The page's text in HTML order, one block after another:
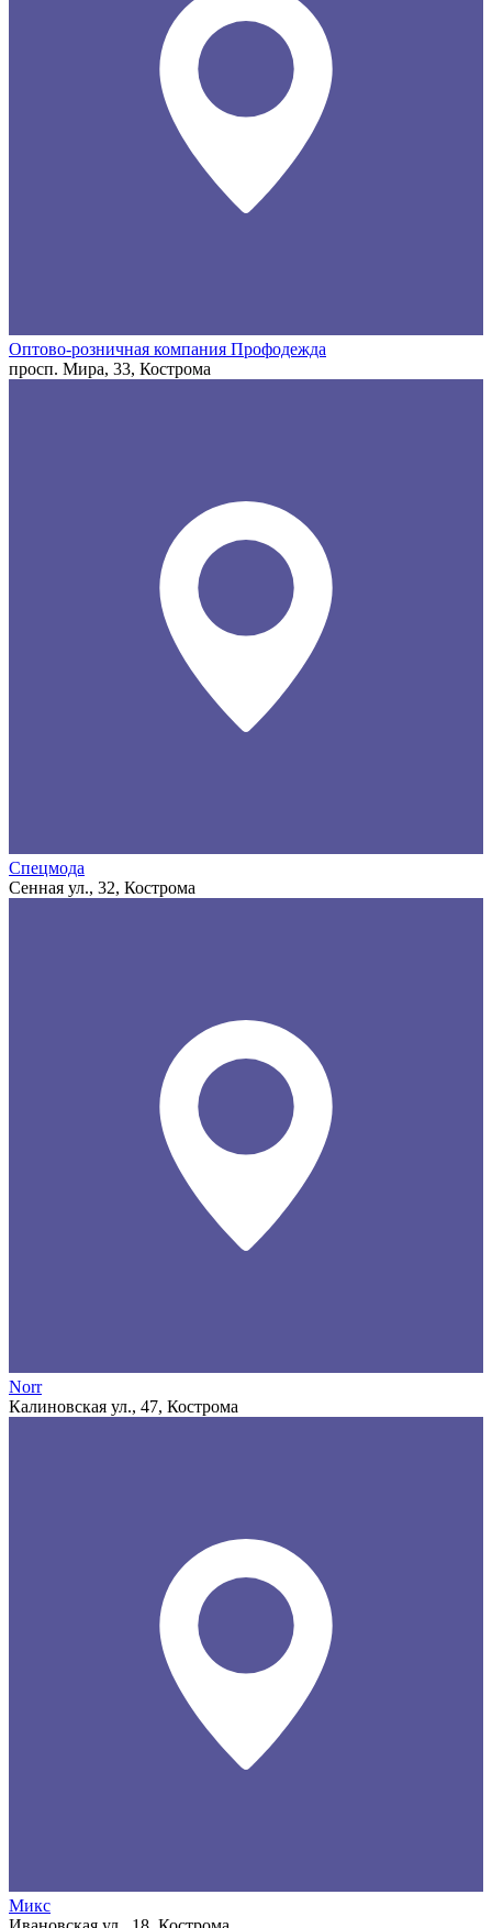
Оптово-розничная компания Профодежда
просп. Мира, 33, Кострома
Спецмода
Сенная ул., 32, Кострома
Norr
Калиновская ул., 47, Кострома
Микс